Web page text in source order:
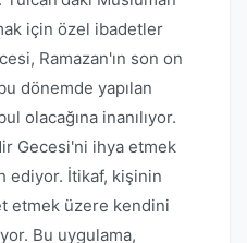
için özel ibadetler
Ramazan'ın son on
dönemde yapılan
olacağına inanılıyor.
Gecesi'ni ihya etmek
ediyor. İtikaf, kişinin
etmek üzere kendini
Bu uygulama,